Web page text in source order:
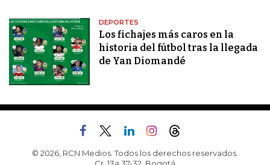
DEPORTES
Los fichajes más caros en la
historia del fútbol tras la llegada
de Yan Diomandé
© 2026, RCN Medios. Todos los derechos reservados.